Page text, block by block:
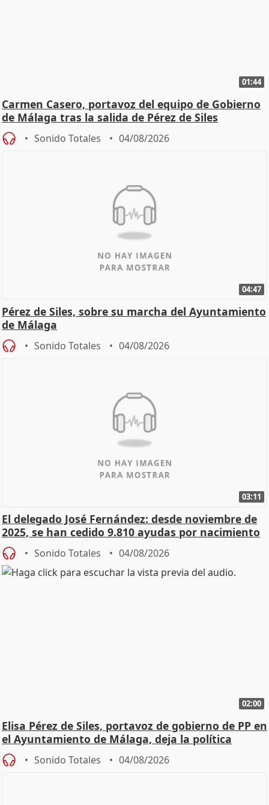
01:44
Carmen Casero, portavoz del equipo de Gobierno
de Málaga tras la salida de Pérez de Siles
Sonido Totales 04/08/2026
04:47
Pérez de Siles, sobre su marcha del Ayuntamiento
de Málaga
Sonido Totales 04/08/2026
03:11
El delegado José Fernández: desde noviembre de
2025, se han cedido 9.810 ayudas por nacimiento
Sonido Totales 04/08/2026
02:00
Elisa Pérez de Siles, portavoz de gobierno de PP en
el Ayuntamiento de Málaga, deja la política
Sonido Totales 04/08/2026